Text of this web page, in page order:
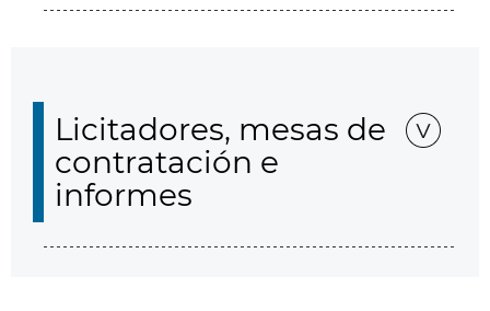
Licitadores, mesas de
contratación e
informes